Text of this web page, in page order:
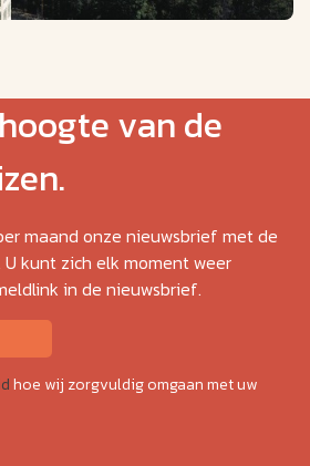
van de
maand onze nieuwsbrief met de
kunt zich elk moment weer
in de nieuwsbrief.
hoe wij zorgvuldig omgaan met uw